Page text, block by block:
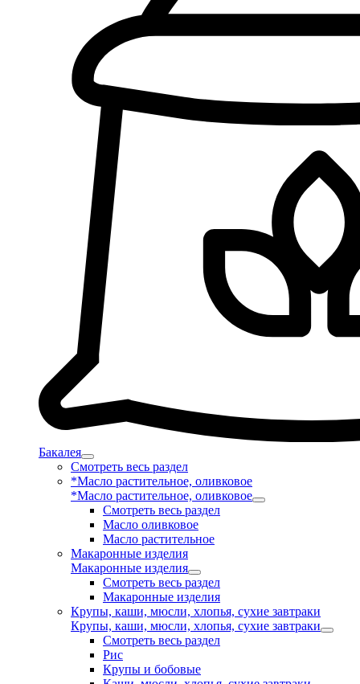
Бакалея
Смотреть весь раздел
*Масло растительное, оливковое
*Масло растительное, оливковое
Смотреть весь раздел
Масло оливковое
Масло растительное
Макаронные изделия
Макаронные изделия
Смотреть весь раздел
Макаронные изделия
Крупы, каши, мюсли, хлопья, сухие завтраки
Крупы, каши, мюсли, хлопья, сухие завтраки
Смотреть весь раздел
Рис
Крупы и бобовые